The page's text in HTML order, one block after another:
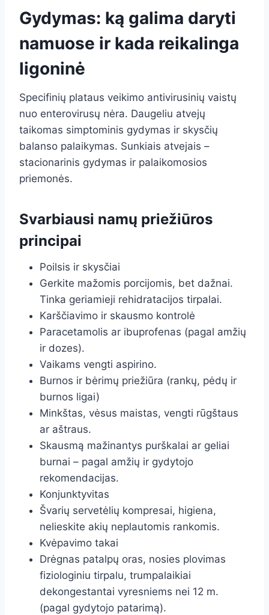
Gydymas: ką galima daryti
namuose ir kada reikalinga
ligoninė
Specifinių plataus veikimo antivirusinių vaistų
nuo enterovirusų nėra. Daugeliu atvejų
taikomas simptominis gydymas ir skysčių
balanso palaikymas. Sunkiais atvejais –
stacionarinis gydymas ir palaikomosios
priemonės.
Svarbiausi namų priežiūros
principai
Poilsis ir skysčiai
Gerkite mažomis porcijomis, bet dažnai.
Tinka geriamieji rehidratacijos tirpalai.
Karščiavimo ir skausmo kontrolė
Paracetamolis ar ibuprofenas (pagal amžių
ir dozes).
Vaikams vengti aspirino.
Burnos ir bėrimų priežiūra (rankų, pėdų ir
burnos ligai)
Minkštas, vėsus maistas, vengti rūgštaus
ar aštraus.
Skausmą mažinantys purškalai ar geliai
burnai – pagal amžių ir gydytojo
rekomendacijas.
Konjunktyvitas
Švarių servetėlių kompresai, higiena,
nelieskite akių neplautomis rankomis.
Kvėpavimo takai
Drėgnas patalpų oras, nosies plovimas
fiziologiniu tirpalu, trumpalaikiai
dekongestantai vyresniems nei 12 m.
(pagal gydytojo patarimą).